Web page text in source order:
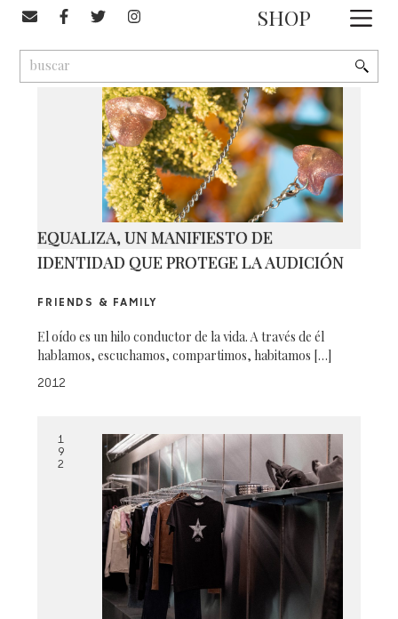
SHOP
EQUALIZA, UN MANIFIESTO DE
IDENTIDAD QUE PROTEGE LA AUDICIÓN
FRIENDS & FAMILY
El oído es un hilo conductor de la vida. A través de él
hablamos, escuchamos, compartimos, habitamos […]
2012
1
9
2